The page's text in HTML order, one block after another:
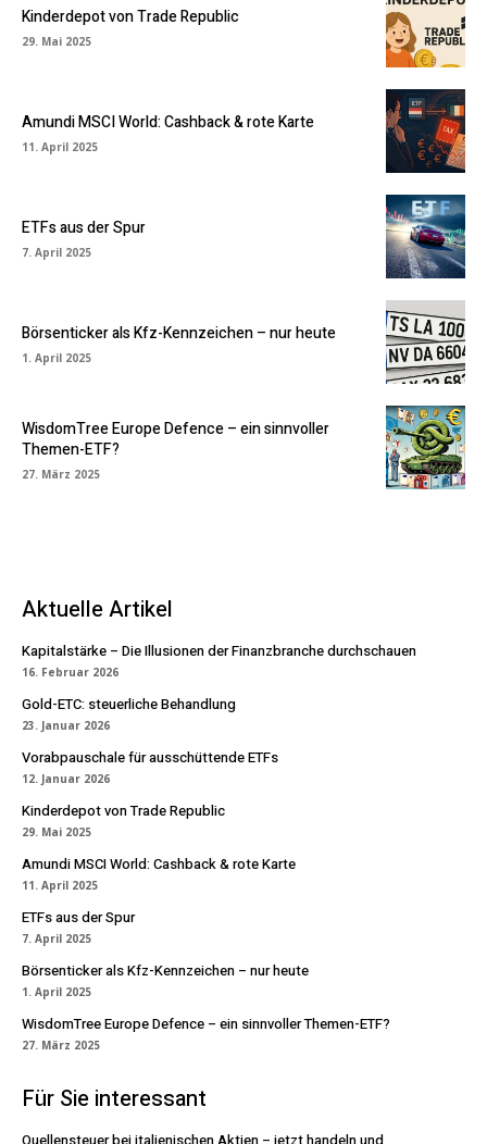
Kinderdepot von Trade Republic
29. Mai 2025
Amundi MSCI World: Cashback & rote Karte
11. April 2025
ETFs aus der Spur
7. April 2025
Börsenticker als Kfz-Kennzeichen – nur heute
1. April 2025
WisdomTree Europe Defence – ein sinnvoller
Themen-ETF?
27. März 2025
Aktuelle Artikel
Kapitalstärke – Die Illusionen der Finanzbranche durchschauen
16. Februar 2026
Gold-ETC: steuerliche Behandlung
23. Januar 2026
Vorabpauschale für ausschüttende ETFs
12. Januar 2026
Kinderdepot von Trade Republic
29. Mai 2025
Amundi MSCI World: Cashback & rote Karte
11. April 2025
ETFs aus der Spur
7. April 2025
Börsenticker als Kfz-Kennzeichen – nur heute
1. April 2025
WisdomTree Europe Defence – ein sinnvoller Themen-ETF?
27. März 2025
Für Sie interessant